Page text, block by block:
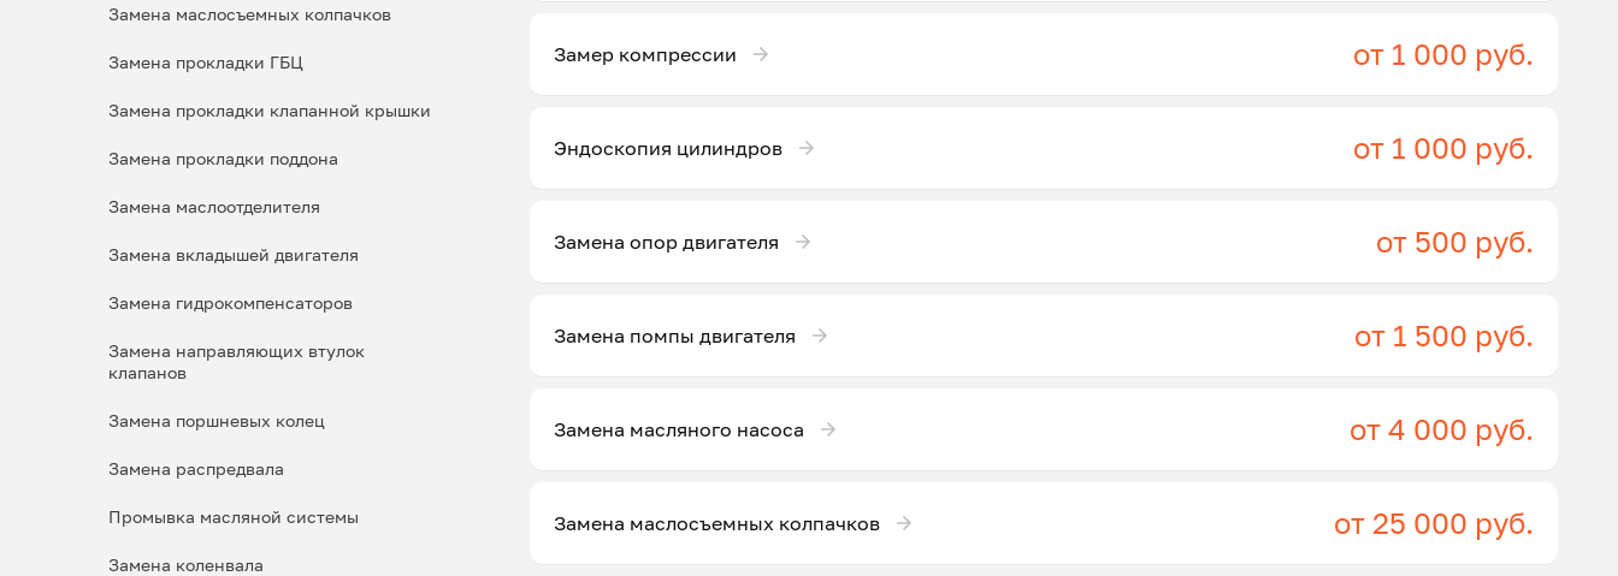
Замена маслосъемных колпачков
Замена прокладки ГБЦ
Замена прокладки клапанной крышки
Замена прокладки поддона
Замена маслоотделителя
Замена вкладышей двигателя
Замена гидрокомпенсаторов
Замена направляющих втулок
клапанов
Замена поршневых колец
Замена распредвала
Промывка масляной системы
Замена коленвала
Замер компрессии от 1 000 руб.
Эндоскопия цилиндров от 1 000 руб.
Замена опор двигателя от 500 руб.
Замена помпы двигателя от 1 500 руб.
Замена масляного насоса от 4 000 руб.
Замена маслосъемных колпачков от 25 000 руб.